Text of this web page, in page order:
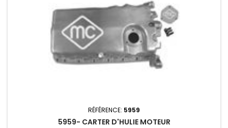
RÉFÉRENCE: 5959
5959- CARTER D'HULIE MOTEUR